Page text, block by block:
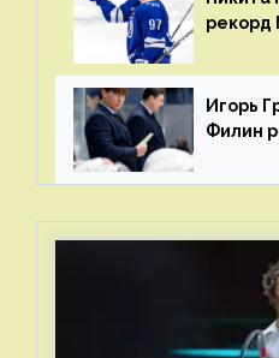
рекорд
много
Игорь
Филин
стали